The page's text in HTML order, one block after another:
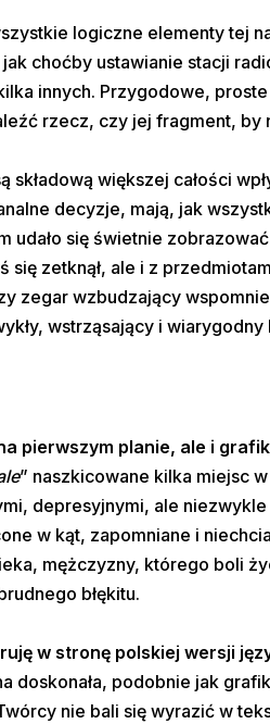
logiczne elementy tej
jak choćby ustawianie stacji
innych. Przygodowe,
rzecz, czy jej fragment, by
większej całości
decyzje, mają, jak
udało się świetnie
zetknął, ale i z
zegar wzbudzający
wstrząsający i
pierwszym planie, ale i
” naszkicowane kilka miejsc
depresyjnymi, ale
w kąt, zapomniane i
mężczyzny, którego boli
błękitu.
w stronę polskiej wersji
doskonała, podobnie jak
nie bali się wyrazić w